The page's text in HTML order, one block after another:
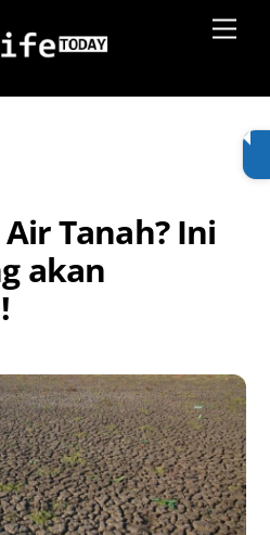
Tanah? Ini
akan